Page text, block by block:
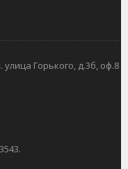
Горького, д.3б, оф.8